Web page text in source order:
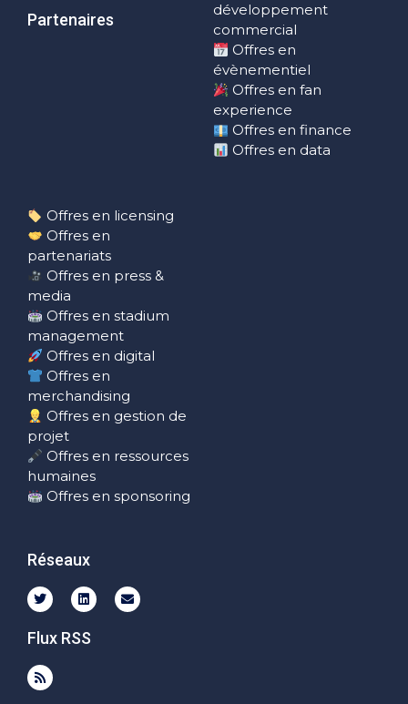
Partenaires
développement
commercial
Offres en
évènementiel
Offres en fan
experience
Offres en finance
Offres en data
Offres en licensing
Offres en
partenariats
Offres en press &
media
Offres en stadium
management
Offres en digital
Offres en
merchandising
Offres en gestion de
projet
Offres en ressources
humaines
Offres en sponsoring
Réseaux
Flux RSS